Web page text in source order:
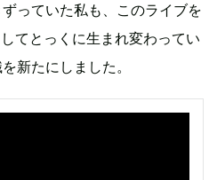
っていた私も、このライブを
てとっくに生まれ変わってい
新たにしました。